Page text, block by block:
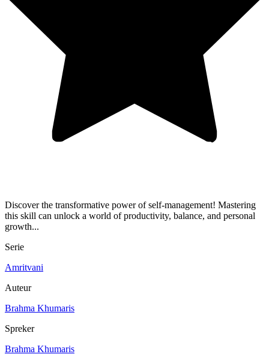
Discover the transformative power of self-management! Mastering
this skill can unlock a world of productivity, balance, and personal
growth...
Serie
Amritvani
Auteur
Brahma Khumaris
Spreker
Brahma Khumaris